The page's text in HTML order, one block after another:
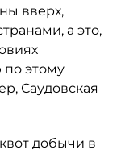
вверх,
а это,
этому
Саудовская
добычи в